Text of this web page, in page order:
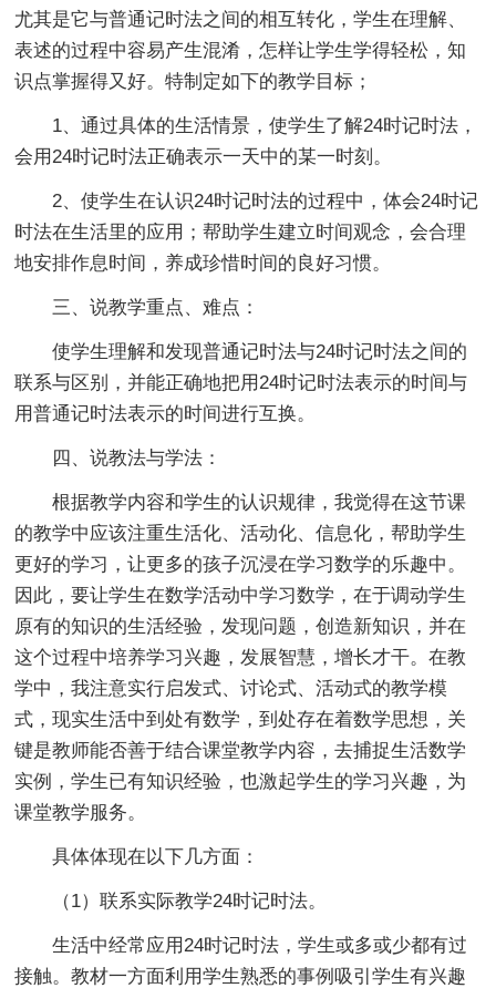
尤其是它与普通记时法之间的相互转化，学生在理解、
表述的过程中容易产生混淆，怎样让学生学得轻松，知
识点掌握得又好。特制定如下的教学目标；
1、通过具体的生活情景，使学生了解24时记时法，
会用24时记时法正确表示一天中的某一时刻。
2、使学生在认识24时记时法的过程中，体会24时记
时法在生活里的应用；帮助学生建立时间观念，会合理
地安排作息时间，养成珍惜时间的良好习惯。
三、说教学重点、难点：
使学生理解和发现普通记时法与24时记时法之间的
联系与区别，并能正确地把用24时记时法表示的时间与
用普通记时法表示的时间进行互换。
四、说教法与学法：
根据教学内容和学生的认识规律，我觉得在这节课
的教学中应该注重生活化、活动化、信息化，帮助学生
更好的学习，让更多的孩子沉浸在学习数学的乐趣中。
因此，要让学生在数学活动中学习数学，在于调动学生
原有的知识的生活经验，发现问题，创造新知识，并在
这个过程中培养学习兴趣，发展智慧，增长才干。在教
学中，我注意实行启发式、讨论式、活动式的教学模
式，现实生活中到处有数学，到处存在着数学思想，关
键是教师能否善于结合课堂教学内容，去捕捉生活数学
实例，学生已有知识经验，也激起学生的学习兴趣，为
课堂教学服务。
具体体现在以下几方面：
（1）联系实际教学24时记时法。
生活中经常应用24时记时法，学生或多或少都有过
接触。教材一方面利用学生熟悉的事例吸引学生有兴趣